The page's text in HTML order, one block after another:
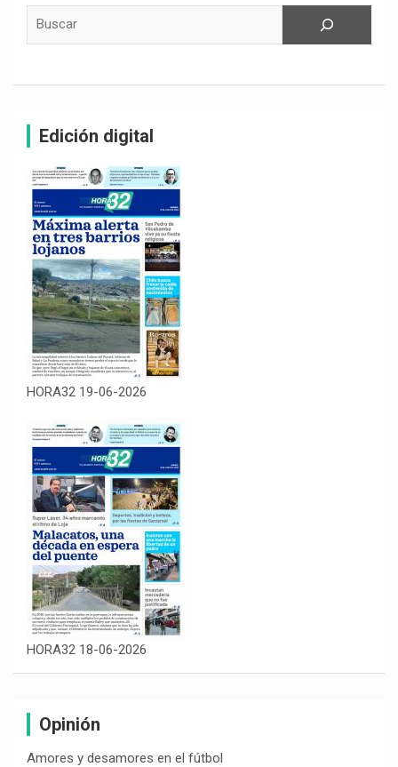
Edición digital
HORA32 19-06-2026
HORA32 18-06-2026
Opinión
Amores y desamores en el fútbol